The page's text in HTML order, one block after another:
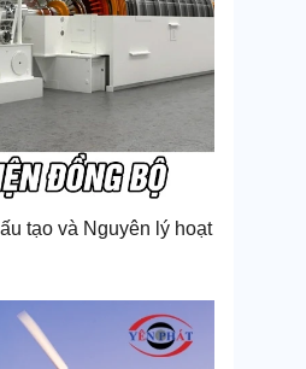
tạo và Nguyên lý hoạt